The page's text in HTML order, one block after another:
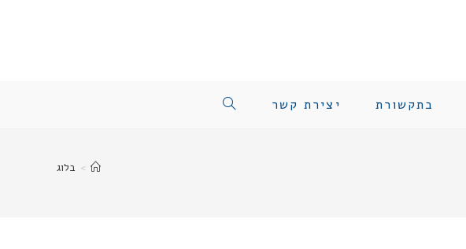
בתקשורת יצירת קשר TOGGLE
> בלוג